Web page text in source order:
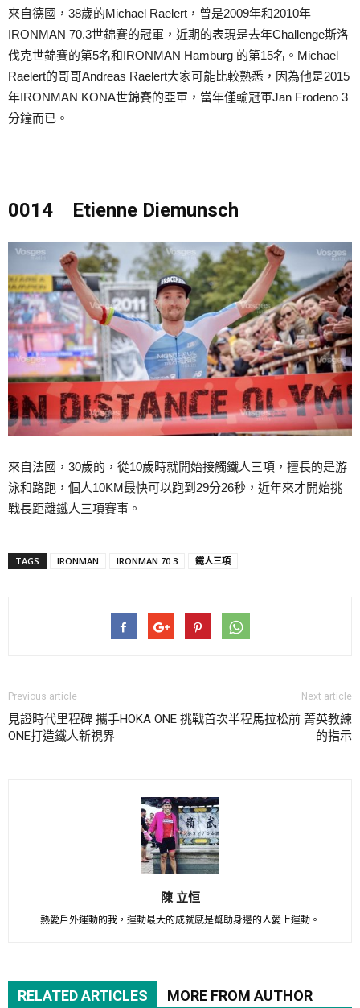
來自德國，38歲的Michael Raelert，曾是2009年和2010年
IRONMAN 70.3世錦賽的冠軍，近期的表現是去年Challenge斯洛
伐克世錦賽的第5名和IRONMAN Hamburg 的第15名。Michael
Raelert的哥哥Andreas Raelert大家可能比較熟悉， 因為他是2015
年IRONMAN KONA世錦賽的亞軍，當年僅輸冠軍Jan Frodeno 3
分鐘而已。
0014 Etienne Diemunsch
來自法國，30歲的，從10歲時就開始接觸鐵人三項，擅長的是游
泳和路跑，個人10KM最快可以跑到29分26秒，近年來才開始挑
戰長距離鐵人三項賽事。
TAGS IRONMAN IRONMAN 70.3 鐵人三項
Previous article
見證時代里程碑 攜手HOKA ONE
ONE打造鐵人新視界
Next article
挑戰首次半程馬拉松前 菁英教練
的指示
陳 立恒
熱愛戶外運動的我，運動最大的成就感是幫助身邊的人愛上運動。
RELATED ARTICLES MORE FROM AUTHOR